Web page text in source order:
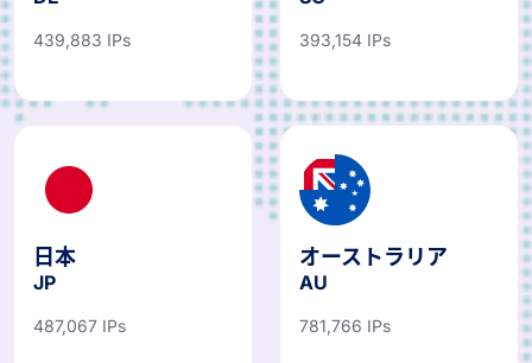
439,883 IPs 393,154 IPs
日本
JP
487,067 IPs
オーストラリア
AU
781,766 IPs